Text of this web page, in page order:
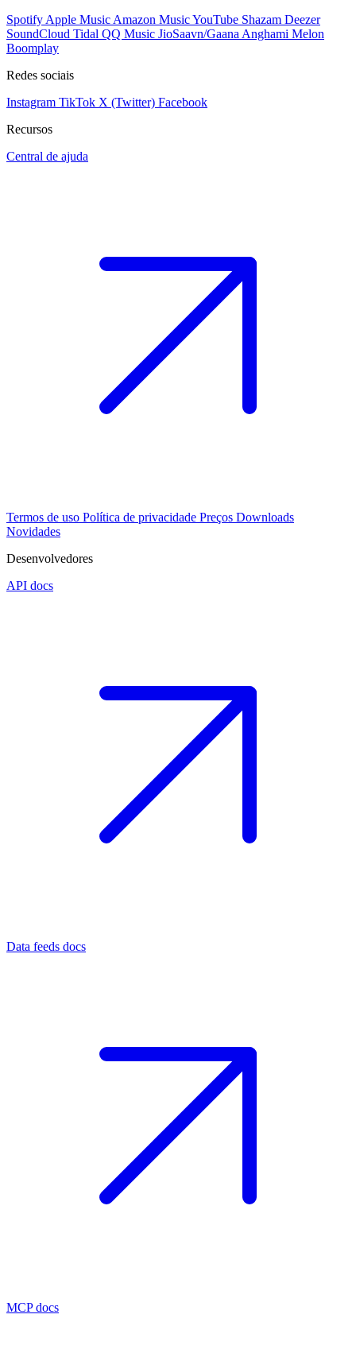
Spotify Apple Music Amazon MusicYouTube Shazam Deezer
SoundCloud Tidal QQ Music JioSaavn/Gaana Anghami Melon
Boomplay
Redes sociais
Instagram TikTok X (Twitter) Facebook
Recursos
Central de ajuda
Termos de uso Política de privacidade Preços Downloads
Novidades
Desenvolvedores
API docs
Data feeds docs
MCP docs